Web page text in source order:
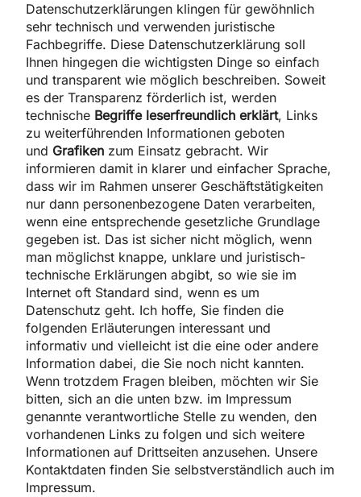
Datenschutzerklärungen klingen für gewöhnlich
sehr technisch und verwenden juristische
Fachbegriffe. Diese Datenschutzerklärung soll
Ihnen hingegen die wichtigsten Dinge so einfach
und transparent wie möglich beschreiben. Soweit
es der Transparenz förderlich ist, werden
technische Begriffe leserfreundlich erklärt, Links
zu weiterführenden Informationen geboten
und Grafiken zum Einsatz gebracht. Wir
informieren damit in klarer und einfacher Sprache,
dass wir im Rahmen unserer Geschäftstätigkeiten
nur dann personenbezogene Daten verarbeiten,
wenn eine entsprechende gesetzliche Grundlage
gegeben ist. Das ist sicher nicht möglich, wenn
man möglichst knappe, unklare und juristisch-
technische Erklärungen abgibt, so wie sie im
Internet oft Standard sind, wenn es um
Datenschutz geht. Ich hoffe, Sie finden die
folgenden Erläuterungen interessant und
informativ und vielleicht ist die eine oder andere
Information dabei, die Sie noch nicht kannten.
Wenn trotzdem Fragen bleiben, möchten wir Sie
bitten, sich an die unten bzw. im Impressum
genannte verantwortliche Stelle zu wenden, den
vorhandenen Links zu folgen und sich weitere
Informationen auf Drittseiten anzusehen. Unsere
Kontaktdaten finden Sie selbstverständlich auch im
Impressum.